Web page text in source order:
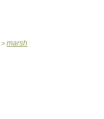
> marsh